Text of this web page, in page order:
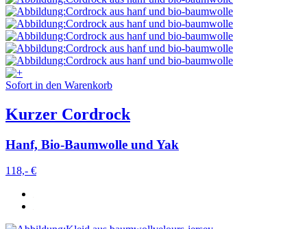
Sofort in den Warenkorb
Kurzer Cordrock
Hanf, Bio-Baumwolle und Yak
118,- €